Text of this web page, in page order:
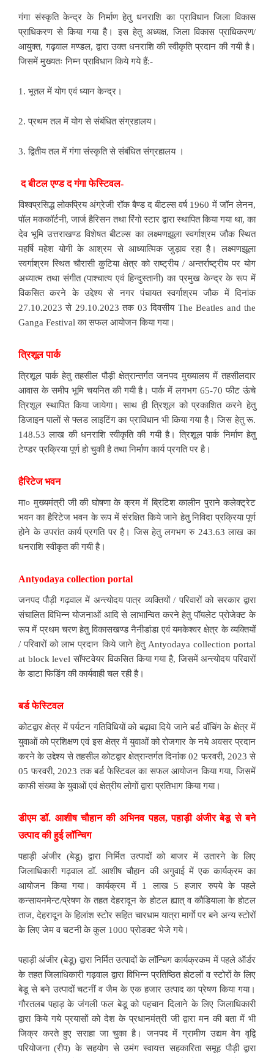
गंगा संस्कृति केन्द्र के निर्माण हेतु धनराशि का प्राविधान जिला विकास
प्राधिकरण से किया गया है। इस हेतु अध्यक्ष, जिला विकास प्राधिकरण/
आयुक्त, गढ़वाल मण्डल, द्वारा उक्त धनराशि की स्वीकृति प्रदान की गयी है।
जिसमें मुख्यतः निम्न प्राविधान किये गये हैं:-
1. भूतल में योग एवं ध्यान केन्द्र।
2. प्रथम तल में योग से संबंधित संग्रहालय।
3. द्वितीय तल में गंगा संस्कृति से संबंधित संग्रहालय ।
द बीटल एण्ड द गंगा फेस्टिवल-
विश्वप्रसिद्ध लोकप्रिय अंग्रेजी रॉक बैण्ड द बीटल्स वर्ष 1960 में जॉन लेनन,
पॉल मककॉर्टनी, जार्ज हैरिसन तथा रिंगो स्टार द्वारा स्थापित किया गया था, का
देव भूमि उत्तराखण्ड विशेषत बीटल्स का लक्ष्मणझूला स्वर्गाश्रम जौक स्थित
महर्षि महेश योगी के आश्रम से आध्यात्मिक जुड़ाव रहा है। लक्ष्मणझूला
स्वर्गाश्रम स्थित चौरासी कुटिया क्षेत्र को राष्ट्रीय / अन्तर्राष्ट्रीय पर योग
अध्यात्म तथा संगीत (पाश्चात्य एवं हिन्दुस्तानी) का प्रमुख केन्द्र के रूप में
विकसित करने के उद्देश्य से नगर पंचायत स्वर्गाश्रम जौक में दिनांक
27.10.2023 से 29.10.2023 तक 03 दिवसीय The Beatles and the
Ganga Festival का सफल आयोजन किया गया।
त्रिशूल पार्क
त्रिशूल पार्क हेतु तहसील पौड़ी क्षेत्रान्तर्गत जनपद मुख्यालय में तहसीलदार
आवास के समीप भूमि चयनित की गयी है। पार्क में लगभग 65-70 फीट ऊंचे
त्रिशूल स्थापित किया जायेगा। साथ ही त्रिशूल को प्रकाशित करने हेतु
डिजाइन पालों से फ्लड लाइटिंग का प्राविधान भी किया गया है। जिस हेतु रू.
148.53 लाख की धनराशि स्वीकृति की गयी है। त्रिशूल पार्क निर्माण हेतु
टेण्डर प्रक्रिया पूर्ण हो चुकी है तथा निर्माण कार्य प्रगति पर है।
हैरिटेज भवन
मा० मुख्यमंत्री जी की घोषणा के क्रम में ब्रिटिश कालीन पुराने कलेक्ट्रेट
भवन का हैरिटेज भवन के रूप में संरक्षित किये जाने हेतु निविदा प्रक्रिया पूर्ण
होने के उपरांत कार्य प्रगति पर है। जिस हेतु लगभग रु 243.63 लाख का
धनराशि स्वीकृत की गयी है।
Antyodaya collection portal
जनपद पौड़ी गढ़वाल में अन्त्योदय पात्र व्यक्तियों / परिवारों को सरकार द्वारा
संचालित विभिन्न योजनाओं आदि से लाभान्वित करने हेतु पॉयलेट प्रोजेक्ट के
रूप में प्रथम चरण हेतु विकासखण्ड नैनीडांडा एवं यमकेश्वर क्षेत्र के व्यक्तियों
/ परिवारों को लाभ प्रदान किये जाने हेतु Antyodaya collection portal
at block level सॉफ्टवेयर विकसित किया गया है, जिसमें अन्त्योदय परिवारों
के डाटा फिडिंग की कार्यवाही चल रही है।
बर्ड फेस्टिवल
कोटद्वार क्षेत्र में पर्यटन गतिविधियों को बढ़ावा दिये जाने बर्ड वॉचिंग के क्षेत्र में
युवाओं को प्रशिक्षण एवं इस क्षेत्र में युवाओं को रोजगार के नये अवसर प्रदान
करने के उद्देश्य से तहसील कोटद्वार क्षेत्रान्तर्गत दिनांक 02 फरवरी, 2023 से
05 फरवरी, 2023 तक बर्ड फेस्टिवल का सफल आयोजन किया गया, जिसमें
काफी संख्या के युवाओं एवं क्षेत्रीय लोगों द्वारा प्रतिभाग किया गया।
डीएम डॉ. आशीष चौहान की अभिनव पहल, पहाड़ी अंजीर बेडू से बने
उत्पाद की हुई लॉन्चिग
पहाड़ी अंजीर (बेडू) द्वारा निर्मित उत्पादों को बाजर में उतारने के लिए
जिलाधिकारी गढ़वाल डॉ. आशीष चौहान की अगुवाई में एक कार्यक्रम का
आयोजन किया गया। कार्यक्रम में 1 लाख 5 हजार रुपये के पहले
कन्सायनमेन्ट/प्रेषण के तहत देहरादून के होटल ह्यात् व कौडियाला के होटल
ताज, देहरादून के हिलांश स्टोर सहित चारधाम यात्रा मार्गाे पर बने अन्य स्टोरों
के लिए जेम व चटनी के कुल 1000 प्रोडक्ट भेजे गये।
पहाड़ी अंजीर (बेडू) द्वारा निर्मित उत्पादों के लॉन्चिग कार्यक्रकम में पहले ऑर्डर
के तहत जिलाधिकारी गढ़वाल द्वारा विभिन्न प्रतिष्ठित होटलों व स्टोरों के लिए
बेडू से बने उत्पादों चटनीं व जैम के एक हजार उत्पाद का प्रेषण किया गया।
गौरतलब पहाड़ के जंगली फल बेडू को पहचान दिलाने के लिए जिलाधिकारी
द्वारा किये गये प्रयासों को देश के प्रधानमंत्री जी द्वारा मन की बता में भी
जिक्र करते हुए सराहा जा चुका है। जनपद में ग्रामीण उद्यम वेग वृद्वि
परियोजना (रीप) के सहयोग से उमंग स्वायत्त सहकारिता समूह पौड़ी द्वारा